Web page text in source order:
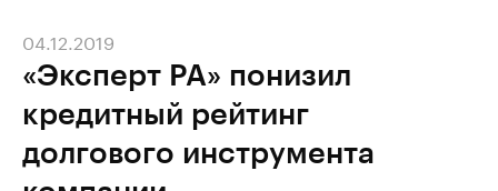
«Эксперт РА» понизил
кредитный рейтинг
долгового инструмента
04.12.2019